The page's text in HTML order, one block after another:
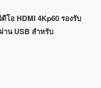
โอ HDMI 4Kp60 รองรับ
าน USB สำหรับ